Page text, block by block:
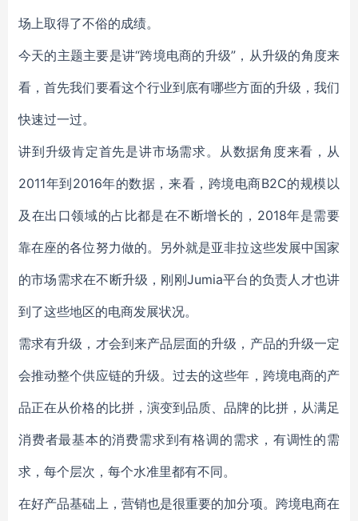
场上取得了不俗的成绩。
今天的主题主要是讲“跨境电商的升级”，从升级的角度来
看，首先我们要看这个行业到底有哪些方面的升级，我们
快速过一过。
讲到升级肯定首先是讲市场需求。从数据角度来看，从
2011年到2016年的数据，来看，跨境电商B2C的规模以
及在出口领域的占比都是在不断增长的，2018年是需要
靠在座的各位努力做的。另外就是亚非拉这些发展中国家
的市场需求在不断升级，刚刚Jumia平台的负责人才也讲
到了这些地区的电商发展状况。
需求有升级，才会到来产品层面的升级，产品的升级一定
会推动整个供应链的升级。过去的这些年，跨境电商的产
品正在从价格的比拼，演变到品质、品牌的比拼，从满足
消费者最基本的消费需求到有格调的需求，有调性的需
求，每个层次，每个水准里都有不同。
在好产品基础上，营销也是很重要的加分项。跨境电商在